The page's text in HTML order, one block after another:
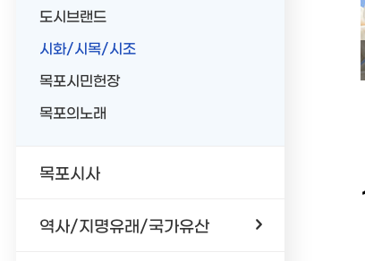
도시브랜드
시화/시목/시조
목포시민헌장
목포의노래
목포시사
역사/지명유래/국가유산